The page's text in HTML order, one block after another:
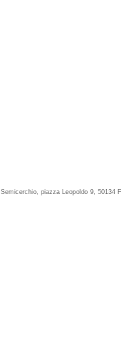
Semicerchio, piazza Leopoldo 9, 50134